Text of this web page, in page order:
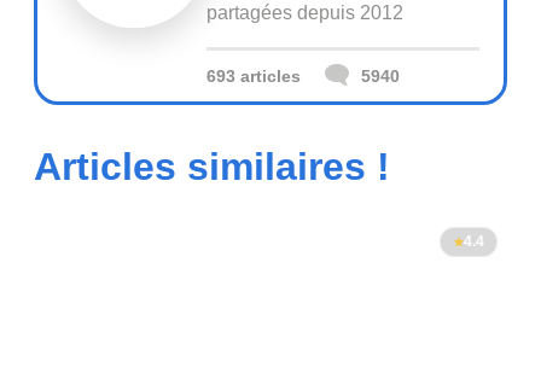
partagées depuis 2012
693 articles 5940
Articles similaires !
4.4